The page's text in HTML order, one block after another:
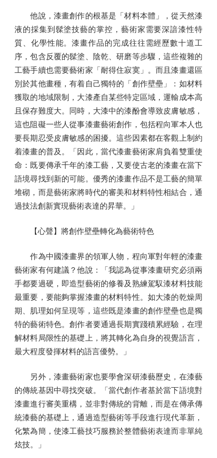
他說，漆畫創作的根基是「材料本體」，從天然漆
液的採集到髹塗技藝的掌控，藝術家需要深諳漆性特
質、化學性能。漆畫作品的完成往往需經歷數十道工
序，包含反覆的髹塗、陰乾、研磨等步驟，這些複雜的
工藝手續也需要藝術家「耐得住寂寞」。而且漆畫還區
別於其他畫種，有着自己獨特的「創作壁壘」：如材料
獲取的地域限制，大漆產自某些特定區域，運輸成本高
且保存難度大。同時，大漆中的漆酚會導致皮膚敏感，
這也阻礙一些人從事漆畫藝術創作，包括程向軍本人也
要長期忍受皮膚敏感的困擾。這些因素都在客觀上制約
着漆畫的普及。「因此，當代漆畫藝術家肩負着雙重使
命：既要傳承千年的漆工藝，又要使古老的漆畫在當下
語境尋找到新的可能。優秀的漆畫作品不是工藝的簡單
堆砌，而是藝術家將時代的審美和材料特性相結合，通
過技法創新實現藝術表達的昇華。」
【心聲】將創作壁壘轉化為藝術特色
作為中國漆畫界的領軍人物，程向軍對年輕的漆畫
藝術家有何建議？他說：「我認為從事漆畫研究必須兩
手都要過硬，即造型藝術的修養及熟練駕馭漆材料技能
最重要，要能夠掌握漆畫的材料特性。如大漆的乾燥周
期、肌理如何呈現等，這些既是漆畫的創作壁壘也是獨
特的藝術特色。創作者要通過長期實踐積累經驗，在理
解材料局限性的基礎上，將其轉化為自身的視覺語言，
最大程度發揮材料的語言優勢。」
另外，漆畫藝術家也要學會深研漆藝歷史，在漆藝
的傳統基因中尋找突破。「當代創作者基於當下語境對
漆畫進行審美重構，並非對傳統的背離，而是在傳承傳
統漆藝的基礎上，通過造型藝術等手段進行現代革新，
化繁為簡，使漆工藝技巧服務於整體藝術表達而非單純
炫技。」